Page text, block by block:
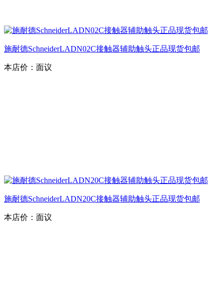
施耐德SchneiderLADN02C接触器辅助触头正品现货包邮
本店价： 面议
施耐德SchneiderLADN20C接触器辅助触头正品现货包邮
本店价： 面议